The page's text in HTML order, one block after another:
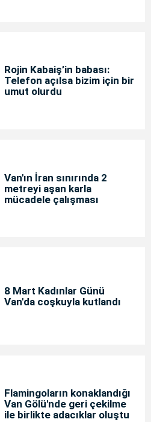
Rojin Kabaiş’in babası:
Telefon açılsa bizim için bir
umut olurdu
Van'ın İran sınırında 2
metreyi aşan karla
mücadele çalışması
8 Mart Kadınlar Günü
Van'da coşkuyla kutlandı
Flamingoların konaklandığı
Van Gölü'nde geri çekilme
ile birlikte adacıklar oluştu